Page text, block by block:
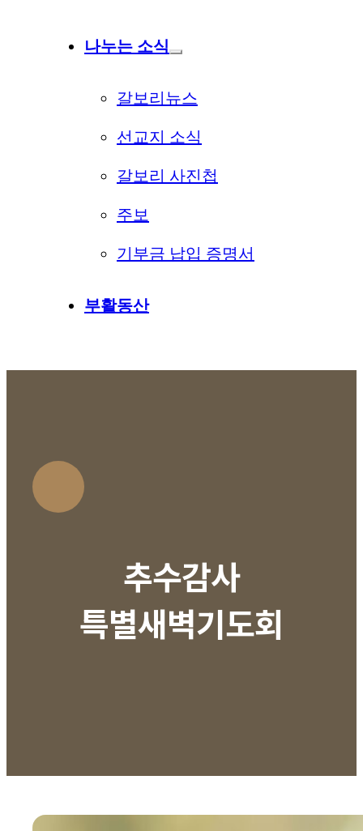
나누는 소식
갈보리뉴스
선교지 소식
갈보리 사진첩
주보
기부금 납입 증명서
부활동산
추수감사
특별새벽기도회